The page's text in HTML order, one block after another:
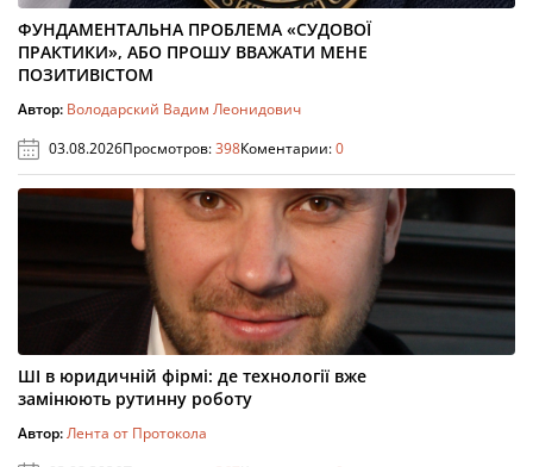
ФУНДАМЕНТАЛЬНА ПРОБЛЕМА «СУДОВОЇ
ПРАКТИКИ», АБО ПРОШУ ВВАЖАТИ МЕНЕ
ПОЗИТИВІСТОМ
Автор: Володарский Вадим Леонидович
03.08.2026Просмотров:398Коментарии:0
ШІ в юридичній фірмі: де технології вже
замінюють рутинну роботу
Автор:Лента от Протокола